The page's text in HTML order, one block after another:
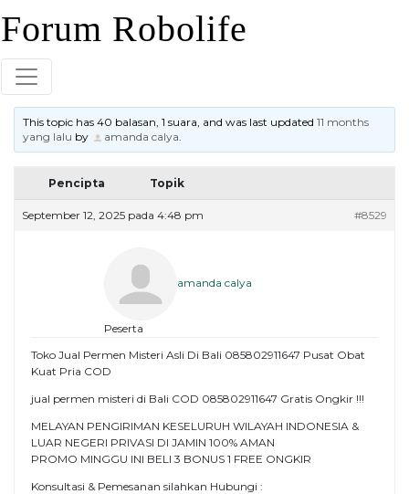
to
Forum Robolife
This topic has 40 balasan, 1 suara, and was last updated11 months
yang lalu by amanda calya.
Pencipta Topik
September 12, 2025 pada 4:48 pm #8529
amanda calya
Peserta
Toko Jual Permen Misteri Asli Di Bali 085802911647 Pusat Obat
Kuat Pria COD
jual permen misteri di Bali COD 085802911647 Gratis Ongkir !!!
MELAYAN PENGIRIMAN KESELURUH WILAYAH INDONESIA &
LUAR NEGERI PRIVASI DI JAMIN 100% AMAN
PROMO MINGGU INI BELI 3 BONUS 1 FREE ONGKIR
Konsultasi & Pemesanan silahkan Hubungi :